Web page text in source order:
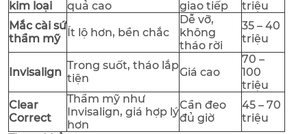
kim loại
quả cao
giao tiếp
triệu
Mắc cài sứ
thẩm mỹ Ít lộ hơn, bền chắc
Dễ vỡ,
không
tháo rời
35 – 40
triệu
Invisalign
Trong suốt, tháo lắp
tiện
Giá cao
70 –
100
triệu
Clear
Correct
Thẩm mỹ như
Invisalign, giá hợp lý
hơn
Cần đeo
đủ giờ
45 – 70
triệu